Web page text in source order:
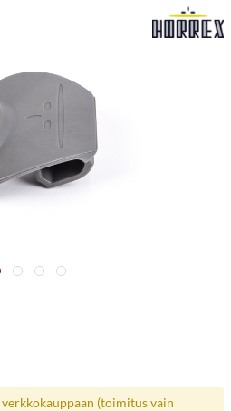
(toimitus vain